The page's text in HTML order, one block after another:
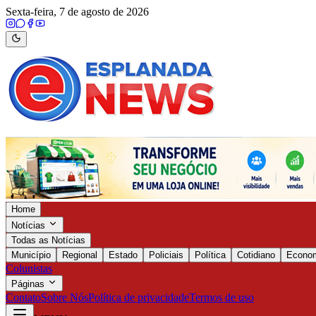
Sexta-feira, 7 de agosto de 2026
Home
Notícias
Todas as Notícias
Município
Regional Estado Policiais Política Cotidiano
Colunistas
Páginas
ContatoSobre NósPolítica de privacidadeTermos de uso